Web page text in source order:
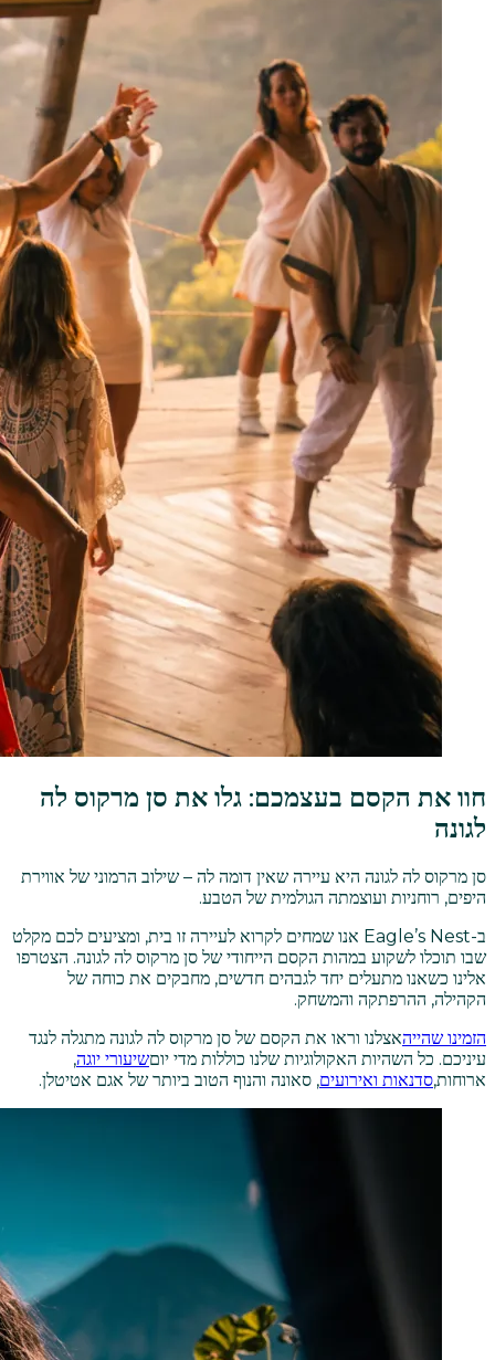
חוו את הקסם בעצמכם: גלו את סן מרקוס לה
לגונה
סן מרקוס לה לגונה היא עיירה שאין דומה לה – שילוב הרמוני של אווירת
היפים, רוחניות ועוצמתה הגולמית של הטבע.
ב-Eagle’s Nest אנו שמחים לקרוא לעיירה זו בית, ומציעים לכם מקלט
שבו תוכלו לשקוע במהות הקסם הייחודי של סן מרקוס לה לגונה. הצטרפו
אלינו כשאנו מתעלים יחד לגבהים חדשים, מחבקים את כוחה של
הקהילה, ההרפתקה והמשחק.
הזמינו שהייהאצלנו וראו את הקסם של סן מרקוס לה לגונה מתגלה לנגד
עיניכם. כל השהיות האקולוגיות שלנו כוללות מדי יוםשיעורי יוגה,
ארוחות,סדנאות ואירועים, סאונה והנוף הטוב ביותר של אגם אטיטלן.